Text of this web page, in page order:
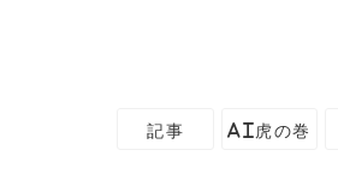
記事 AI虎の巻